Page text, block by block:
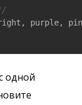
purple,
одной